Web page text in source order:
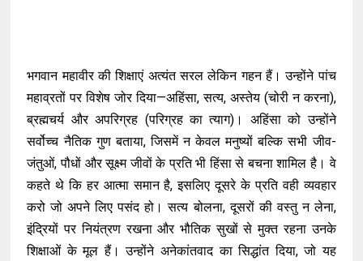
भगवान महावीर की शिक्षाएं अत्यंत सरल लेकिन गहन हैं। उन्होंने पांच
महाव्रतों पर विशेष जोर दिया—अहिंसा, सत्य, अस्तेय (चोरी न करना),
ब्रह्मचर्य और अपरिग्रह (परिग्रह का त्याग)। अहिंसा को उन्होंने
सर्वोच्च नैतिक गुण बताया, जिसमें न केवल मनुष्यों बल्कि सभी जीव-
जंतुओं, पौधों और सूक्ष्म जीवों के प्रति भी हिंसा से बचना शामिल है। वे
कहते थे कि हर आत्मा समान है, इसलिए दूसरे के प्रति वही व्यवहार
करो जो अपने लिए पसंद हो। सत्य बोलना, दूसरों की वस्तु न लेना,
इंद्रियों पर नियंत्रण रखना और भौतिक सुखों से मुक्त रहना उनके
शिक्षाओं के मूल हैं। उन्होंने अनेकांतवाद का सिद्धांत दिया, जो यह